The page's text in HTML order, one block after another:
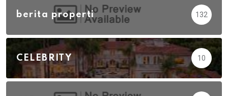
berita properti 132
CELEBRITY 10